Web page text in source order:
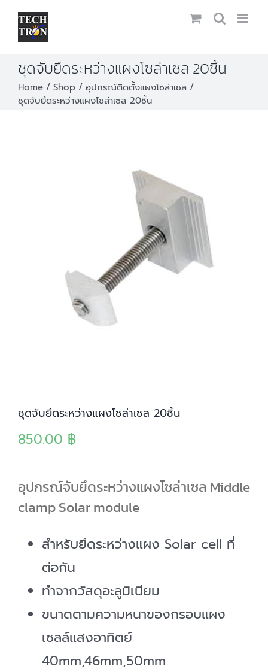
Skip
content
ชุดจับยึดระหว่างแผงโซล่าเซล 20ชิ้น
Home Shop
อุปกรณ์ติดตั้งแผงโซล่าเซล
ชุดจับยึดระหว่างแผงโซล่าเซล 20ชิ้น
ชุดจับยึดระหว่างแผงโซล่าเซล 20ชิ้น
850.00 ฿
อุปกรณ์จับยึดระหว่างแผงโซล่าเซล Middle
clamp Solar module
สำหรับยึดระหว่างแผง Solar cell ที่
ต่อกัน
ทำจากวัสดุอะลูมิเนียม
ขนาดตามความหนาของกรอบแผง
เซลล์แสงอาทิตย์
40mm,46mm,50mm